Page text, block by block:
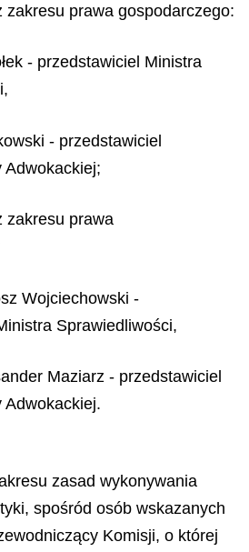
zakresu prawa gospodarczego:
- przedstawiciel Ministra
- przedstawiciel
Adwokackiej;
zakresu prawa
Wojciechowski -
Sprawiedliwości,
Maziarz - przedstawiciel
Adwokackiej.
zasad wykonywania
spośród osób wskazanych
Komisji, o której